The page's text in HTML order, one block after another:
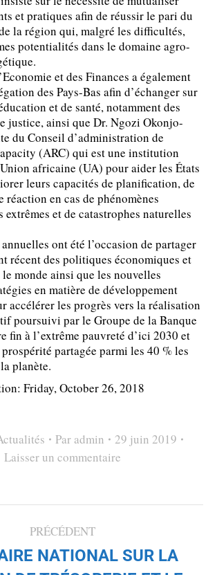
et pratiques afin de réussir le pari du
la région qui, malgré les difficultés,
potentialités dans le domaine agro-
et des Finances a également
des Pays-Bas afin d’échanger sur
et de santé, notamment des
justice, ainsi que Dr. Ngozi Okonjo-
du Conseil d’administration de
(ARC) qui est une institution
africaine (UA) pour aider les États
leurs capacités de planification, de
réaction en cas de phénomènes
et de catastrophes naturelles
ont été l’occasion de partager
récent des politiques économiques et
monde ainsi que les nouvelles
en matière de développement
accélérer les progrès vers la réalisation
poursuivi par le Groupe de la Banque
fin à l’extrême pauvreté d’ici 2030 et
partagée parmi les 40 % les
planète.
Friday, October 26, 2018
Par admin
29 juin 2019
Laisser un commentaire
PRÉCÉDENT
NATIONAL SUR LA